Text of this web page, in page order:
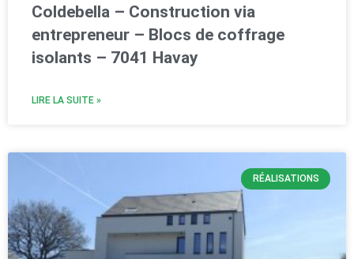
Coldebella – Construction via
entrepreneur – Blocs de coffrage
isolants – 7041 Havay
LIRE LA SUITE »
RÉALISATIONS